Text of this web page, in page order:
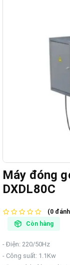
Máy đóng
DXDL80C
(0
Còn hàng
- Điện: 220/50Hz
- Công suất: 1.1Kw